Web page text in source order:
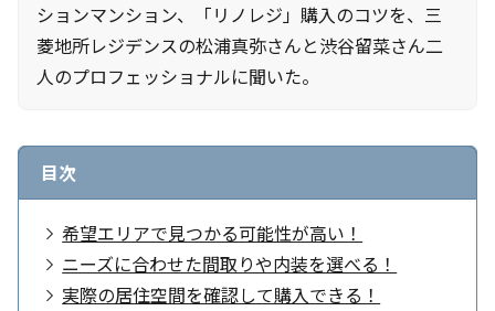
ションマンション、「リノレジ」購入のコツを、三
菱地所レジデンスの松浦真弥さんと渋谷留菜さん二
人のプロフェッショナルに聞いた。
目次
希望エリアで見つかる可能性が高い！
ニーズに合わせた間取りや内装を選べる！
実際の居住空間を確認して購入できる！